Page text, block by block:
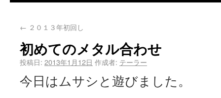
← ２０１３年初回し
初めてのメタル合わせ
投稿日: 2013年1月12日 作成者: テーラー
今日はムサシと遊びました。